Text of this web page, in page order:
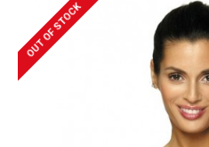
OUT OF STOCK